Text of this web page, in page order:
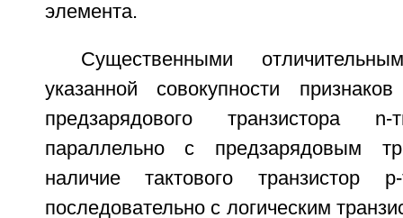
элемента.
Существенными
указанной совокупности
предзарядового транзистора n-
параллельно с предзарядовым
наличие тактового транзистор
последовательно с логическим